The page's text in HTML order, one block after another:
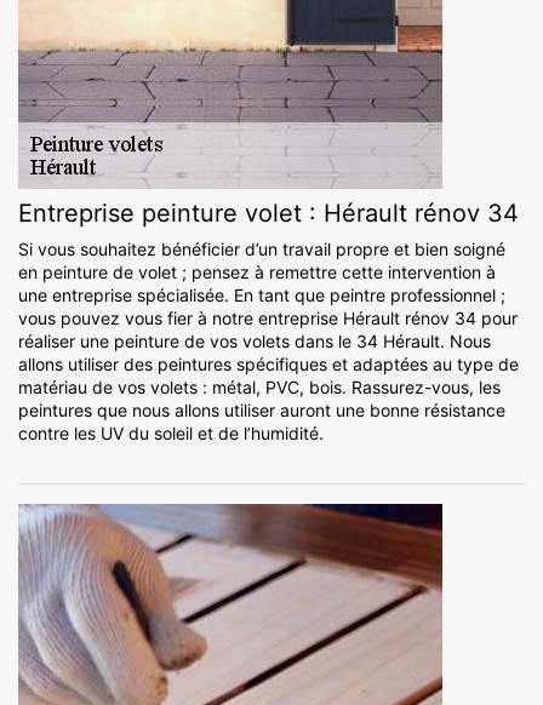
Entreprise peinture volet : Hérault rénov 34
Si vous souhaitez bénéficier d’un travail propre et bien soigné
en peinture de volet ; pensez à remettre cette intervention à
une entreprise spécialisée. En tant que peintre professionnel ;
vous pouvez vous fier à notre entreprise Hérault rénov 34 pour
réaliser une peinture de vos volets dans le 34 Hérault. Nous
allons utiliser des peintures spécifiques et adaptées au type de
matériau de vos volets : métal, PVC, bois. Rassurez-vous, les
peintures que nous allons utiliser auront une bonne résistance
contre les UV du soleil et de l’humidité.